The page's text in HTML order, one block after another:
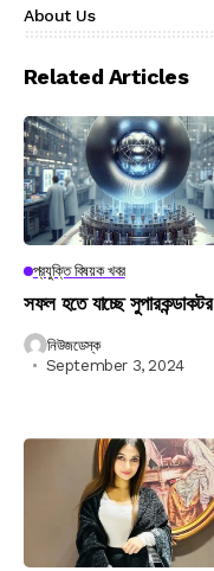
About Us
Related Articles
প্রযুক্তি বিষয়ক খবর
সফল হতে যাচ্ছে সুপারকন্ডাকটর
নিউজডেস্ক
September 3, 2024